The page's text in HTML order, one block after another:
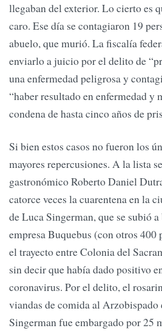
llegaban del exterior. Lo cierto es
caro. Ese día se contagiaron 19
abuelo, que murió. La fiscalía
enviarlo a juicio por el delito de
una enfermedad peligrosa y
“haber resultado en enfermedad y
condena de hasta cinco años de
Si bien estos casos no fueron los
mayores repercusiones. A la lista
gastronómico Roberto Daniel
catorce veces la cuarentena en la
de Luca Singerman, que se subió
empresa Buquebus (con otros 400
el trayecto entre Colonia del
sin decir que había dado positivo
coronavirus. Por el delito, el
viandas de comida al Arzobispado
Singerman fue embargado por 25